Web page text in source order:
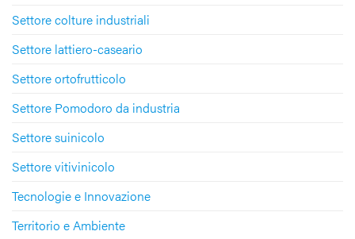
Settore colture industriali
Settore lattiero-caseario
Settore ortofrutticolo
Settore Pomodoro da industria
Settore suinicolo
Settore vitivinicolo
Tecnologie e Innovazione
Territorio e Ambiente